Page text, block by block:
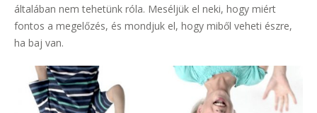
általában nem tehetünk róla. Meséljük el neki, hogy miért
fontos a megelőzés, és mondjuk el, hogy miből veheti észre,
ha baj van.